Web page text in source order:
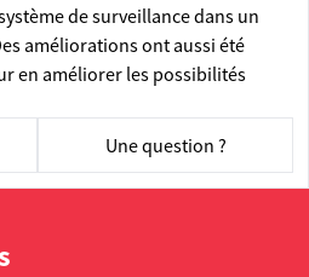
de surveillance dans un
améliorations ont aussi été
en améliorer les possibilités
Une question ?